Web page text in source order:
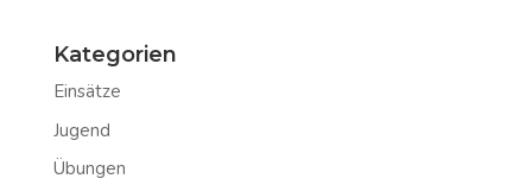
Kategorien
Einsätze
Jugend
Übungen